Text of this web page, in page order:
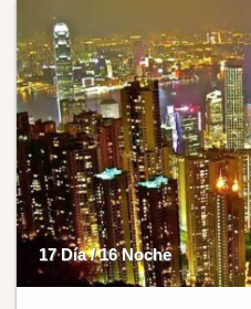
17 Día / 16 Noche